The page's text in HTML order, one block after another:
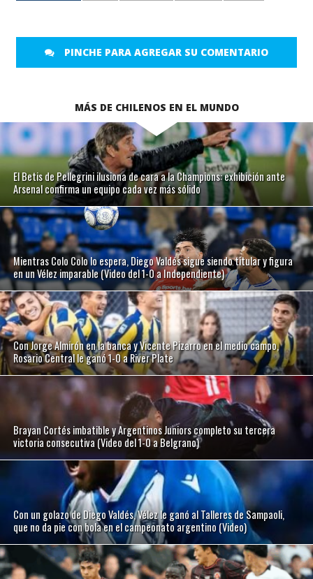
PINCHE PARA AGREGAR SU COMENTARIO
MÁS DE CHILENOS EN EL MUNDO
El Betis de Pellegrini ilusiona de cara a la Champions: exhibición ante
Arsenal confirma un equipo cada vez más sólido
Mientras Colo Colo lo espera, Diego Valdés sigue siendo titular y figura
en un Vélez imparable (Video del 1-0 a Independiente)
Con Jorge Almirón en la banca y Vicente Pizarro en el medio campo,
Rosario Central le ganó 1-0 a River Plate
Brayan Cortés imbatible y Argentinos Juniors completo su tercera
victoria consecutiva (Video del 1-0 a Belgrano)
Con un golazo de Diego Valdés, Vélez le ganó al Talleres de Sampaoli,
que no da pie con bola en el campeonato argentino (Video)